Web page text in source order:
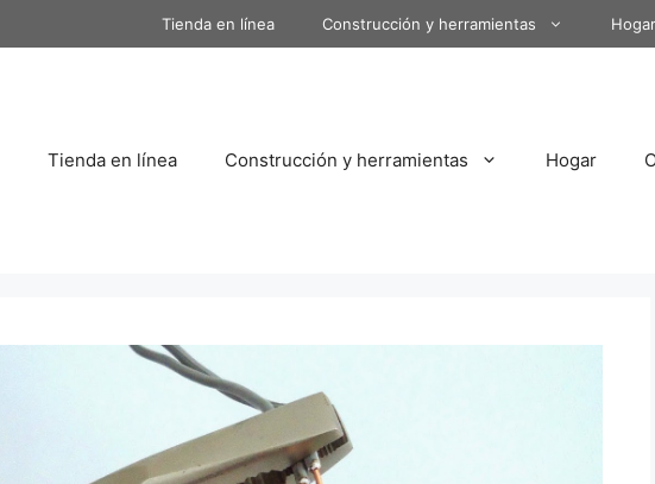
Tienda en línea Construcción y herramientas Hogar
Tienda en línea Construcción y herramientas Hogar